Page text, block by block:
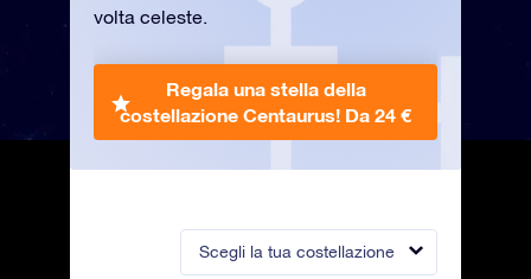
Scegli la tua costellazione
volta celeste.
Regala una stella della
costellazione Centaurus! Da 24 €